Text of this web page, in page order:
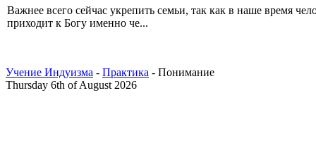
Важнее всего сейчас укрепить семьи, так как в наше время
приходит к Богу именно че...
Учение Индуизма - Практика - Понимание
Thursday 6th of August 2026